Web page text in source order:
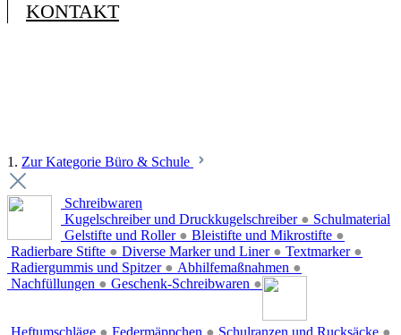
KONTAKT
1. Zur Kategorie Büro & Schule
Schreibwaren
Kugelschreiber und Druckkugelschreiber ●
Gelstifte und Roller ● Bleistifte und Mikrostifte ●
Radierbare Stifte ● Diverse Marker und Liner ● Textmarker ●
Radiergummis und Spitzer ● Abhilfemaßnahmen ●
Nachfüllungen ● Geschenk-Schreibwaren ●
Schulmaterial
Heftumschläge ● Federmäppchen ● Schulranzen und Rucksäcke ●